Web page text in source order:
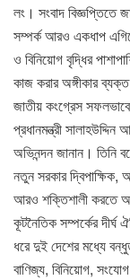
লং। সংবাদ বিজ্ঞপ্তিতে
সম্পর্ক আরও একধাপ
ও বিনিয়োগ বৃদ্ধির
কাজ করার অঙ্গীকার
জাতীয় কংগ্রেস
প্রধানমন্ত্রী
অভিনন্দন জানান। তিনি
নতুন সরকার দ্বিপাক্ষিক,
আরও শক্তিশালী করতে
কূটনৈতিক সম্পর্কের দীর্ঘ
ধরে দুই দেশের মধ্যে
বাণিজ্য, বিনিয়োগ,